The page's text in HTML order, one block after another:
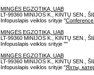
MINGĖS EGZOTIKA, UAB
LT-99360 MINIJOS K., KINTŲ SEN.,
Infopuslapis veiklos srityje "
MINGĖS EGZOTIKA, UAB
LT-99360 MINIJOS K., KINTŲ SEN.,
Infopuslapis veiklos srityje ""
MINGĖS EGZOTIKA, UAB
LT-99360 MINIJOS K., KINTŲ SEN.,
Infopuslapis veiklos srityje "Яхты,